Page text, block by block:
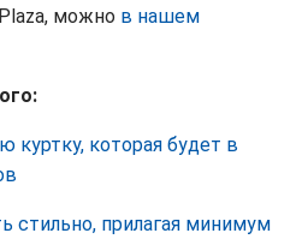
можно в нашем
куртку, которая будет в
стильно, прилагая минимум